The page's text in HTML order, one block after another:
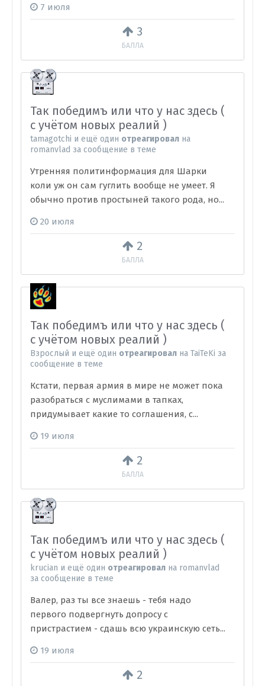
3
БАЛЛА
7 июля
2
БАЛЛА
Так победимъ или что у нас здесь (
с учётом новых реалий )
tamagotchi и ещё один отреагировал на
romanvlad за сообщение в теме
Утренняя политинформация для Шарки
коли уж он сам гуглить вообще не умеет. Я
обычно против простыней такого рода, но...
20 июля
2
БАЛЛА
Так победимъ или что у нас здесь (
с учётом новых реалий )
Взрослый и ещё один отреагировал на TaiTeKi за
сообщение в теме
Кстати, первая армия в мире не может пока
разобраться с муслимами в тапках,
придумывает какие то соглашения, с...
19 июля
2
Так победимъ или что у нас здесь (
с учётом новых реалий )
krucian и ещё один отреагировал на romanvlad
за сообщение в теме
Валер, раз ты все знаешь - тебя надо
первого подвергнуть допросу с
пристрастием - сдашь всю украинскую сеть...
19 июля